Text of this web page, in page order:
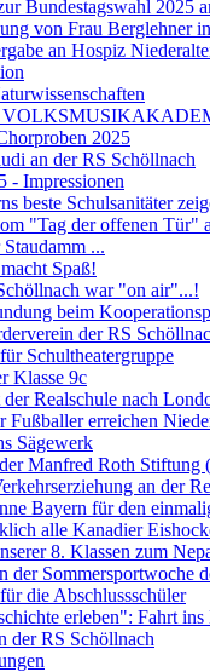
Bundestagswahl 2025
von Frau Berglehner
an Hospiz
2025
an der RS Schöllnach
- Impressionen
beste Schulsanitäter
"Tag der offenen Tür"
...
Spaß!
war "on air"...!
beim
der RS
Schultheatergruppe
Klasse 9c
Realschule nach
Fußballer erreichen
Sägewerk
Manfred Roth
an der
Bayern für den
alle Kanadier
8. Klassen zum
der Sommersportwoche
die Abschlussschüler
erleben": Fahrt
der RS Schöllnach